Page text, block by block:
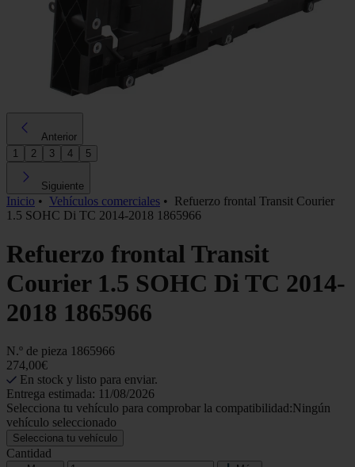
Anterior
1
2 3 4 5
Siguiente
Inicio • Vehículos comerciales • Refuerzo frontal Transit Courier
1.5 SOHC Di TC 2014-2018 1865966
Refuerzo frontal Transit
Courier 1.5 SOHC Di TC 2014-
2018 1865966
N.º de pieza 1865966
274,00€
En stock y listo para enviar.
Entrega estimada: 11/08/2026
Selecciona tu vehículo para comprobar la compatibilidad:Ningún
vehículo seleccionado
Selecciona tu vehículo
Cantidad